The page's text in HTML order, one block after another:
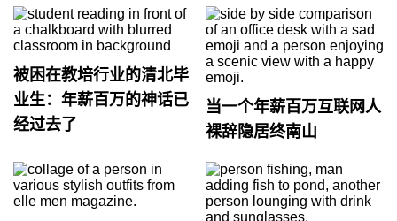
被困在教培行业的清北毕
业生：年薪百万的神话已
经过去了
当一个年薪百万互联网人
裸辞隐居终南山